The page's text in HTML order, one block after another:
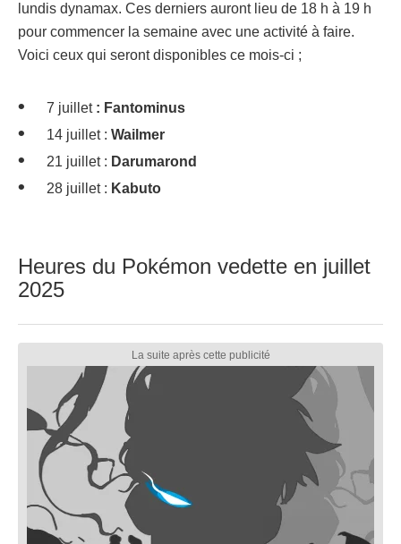
lundis dynamax. Ces derniers auront lieu de 18 h à 19 h
pour commencer la semaine avec une activité à faire.
Voici ceux qui seront disponibles ce mois-ci ;
7 juillet : Fantominus
14 juillet : Wailmer
21 juillet : Darumarond
28 juillet : Kabuto
Heures du Pokémon vedette en juillet
2025